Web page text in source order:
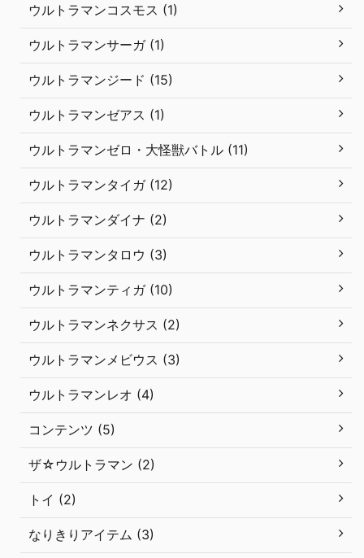
ウルトラマンコスモス (1)
ウルトラマンサーガ (1)
ウルトラマンジード (15)
ウルトラマンゼアス (1)
ウルトラマンゼロ・大怪獣バトル (11)
ウルトラマンタイガ (12)
ウルトラマンダイナ (2)
ウルトラマンタロウ (3)
ウルトラマンティガ (10)
ウルトラマンネクサス (2)
ウルトラマンメビウス (3)
ウルトラマンレオ (4)
コンテンツ (5)
ザ☆ウルトラマン (2)
トイ (2)
なりきりアイテム (3)